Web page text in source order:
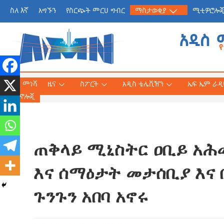
ስለ እኛ አግኙን የስርጭት መርሀ ግብር ማስታወቂያ ሚቲዎሮሎጂ
አዲስ
መነሻ ዜና ስፖርት አዲስ ቴሌቪዥን
የጠቅላይ ሚኒስትር ዐቢይ
«መደመር» መጽሐፍ
ለንባብ ይበቃል
ኤፍ ኤም
ቴክኖሎጂ
ጠቅላይ ሚኒስትር ዐቢይ
እና ሰማዕታት መታሰቢያ
ጉንጉን አበባ አኖሩ